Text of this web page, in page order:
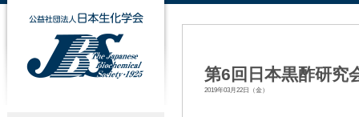
第6回日本黒酢研究
2019年03月22日（金）
公益社団法人日本生化学会